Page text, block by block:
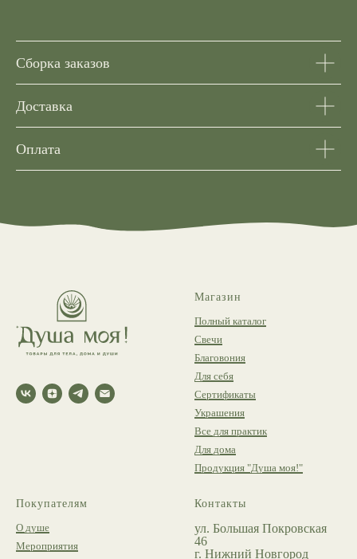
Сборка заказов
Доставка
Оплата
Магазин
Полный каталог
Свечи
Благовония
Для себя
Сертификаты
Украшения
Все для практик
Для дома
Продукция "Душа моя!"
Покупателям
О душе
Мероприятия
Контакты
ул. Большая Покровская
46
г. Нижний Новгород